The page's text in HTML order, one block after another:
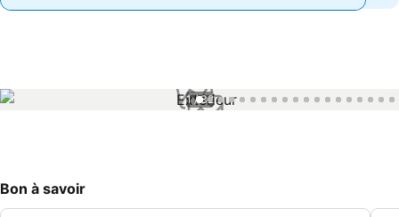
1 / 32
Bon à savoir